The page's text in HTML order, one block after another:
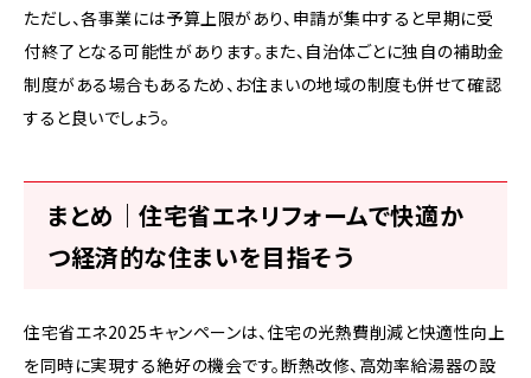
ただし、各事業には予算上限があり、申請が集中すると早期に受
付終了となる可能性があります。また、自治体ごとに独自の補助金
制度がある場合もあるため、お住まいの地域の制度も併せて確認
すると良いでしょう。
まとめ｜住宅省エネリフォームで快適か
つ経済的な住まいを目指そう
住宅省エネ2025キャンペーンは、住宅の光熱費削減と快適性向上
を同時に実現する絶好の機会です。断熱改修、高効率給湯器の設